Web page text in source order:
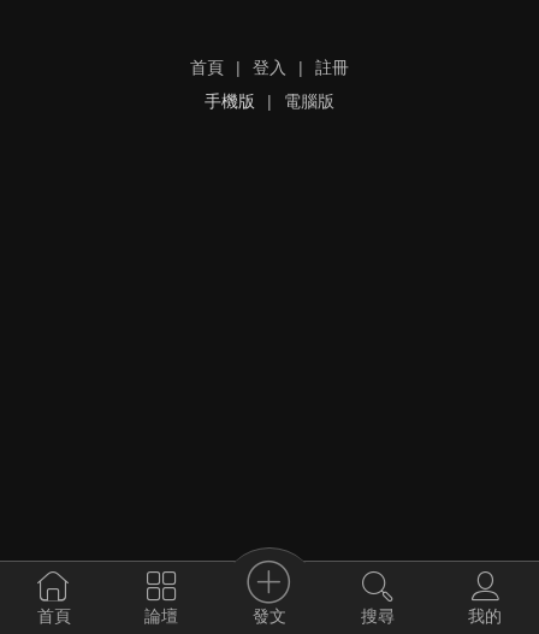
首頁 | 登入 |
註冊
手機版
| 電腦版
首頁 論壇 發文 搜尋 我的